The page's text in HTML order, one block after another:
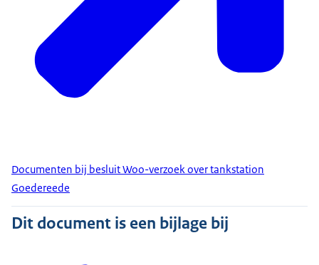
Documenten bij besluit Woo-verzoek over tankstation
Goedereede
Dit document is een bijlage bij